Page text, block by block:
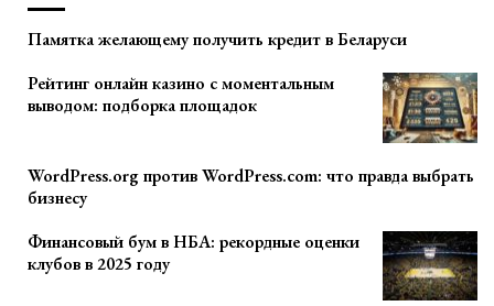
Памятка желающему получить кредит в Беларуси
Рейтинг онлайн казино с моментальным
выводом: подборка площадок
WordPress.org против WordPress.com: что правда выбрать
бизнесу
Финансовый бум в НБА: рекордные оценки
клубов в 2025 году